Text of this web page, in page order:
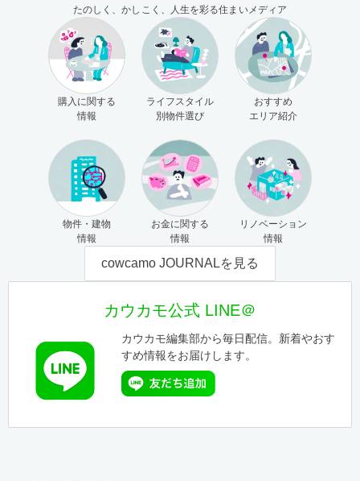
たのしく、かしこく、人生を彩る住まいメディア
購入に関する
情報
ライフスタイル
別物件選び
おすすめ
エリア紹介
物件・建物
情報
お金に関する
情報
リノベーション
情報
cowcamo JOURNALを見る
カウカモ公式 LINE＠
カウカモ編集部から毎日配信。新着やおす
すめ情報をお届けします。